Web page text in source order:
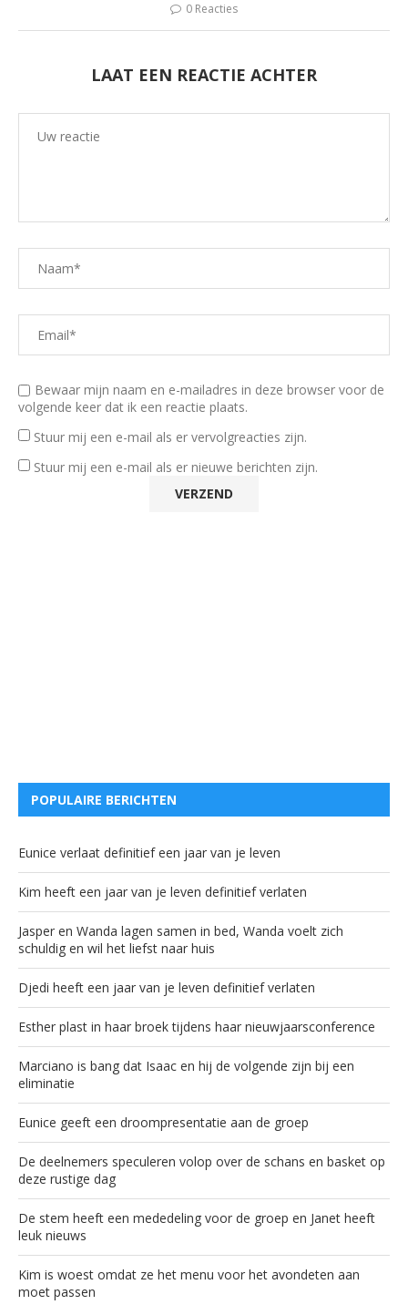
venster venster venster
een
nieuw
venster
0 Reacties
LAAT EEN REACTIE ACHTER
Bewaar mijn naam en e-mailadres in deze browser voor de
volgende keer dat ik een reactie plaats.
Stuur mij een e-mail als er vervolgreacties zijn.
Stuur mij een e-mail als er nieuwe berichten zijn.
POPULAIRE BERICHTEN
Eunice verlaat definitief een jaar van je leven
Kim heeft een jaar van je leven definitief verlaten
Jasper en Wanda lagen samen in bed, Wanda voelt zich
schuldig en wil het liefst naar huis
Djedi heeft een jaar van je leven definitief verlaten
Esther plast in haar broek tijdens haar nieuwjaarsconference
Marciano is bang dat Isaac en hij de volgende zijn bij een
eliminatie
Eunice geeft een droompresentatie aan de groep
De deelnemers speculeren volop over de schans en basket op
deze rustige dag
De stem heeft een mededeling voor de groep en Janet heeft
leuk nieuws
Kim is woest omdat ze het menu voor het avondeten aan
moet passen